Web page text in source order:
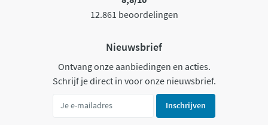
12.861 beoordelingen
Nieuwsbrief
Ontvang onze aanbiedingen en acties.
Schrijf je direct in voor onze nieuwsbrief.
Inschrijven